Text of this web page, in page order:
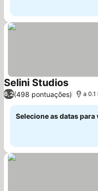
Selini Studios
6,2(498 pontuações) a
Selecione as datas